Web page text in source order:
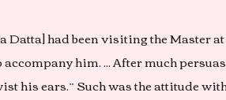
Datta] had been visiting the Master
him. ... After much
his ears.” Such was the attitude